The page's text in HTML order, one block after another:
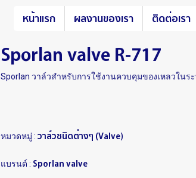
หน้าแรก ผลงานของเรา ติดต่อเรา
Sporlan valve R-717
Sporlan วาล์วสำหรับการใช้งานควบคุมของเหลวในร
หมวดหมู่ : วาล์วชนิดต่างๆ (Valve)
แบรนด์ : Sporlan valve